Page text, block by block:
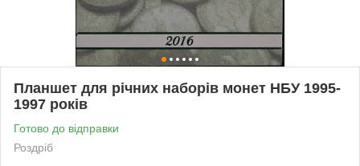
Планшет для річних наборів монет НБУ 1995-
1997 років
Готово до відправки
Роздріб